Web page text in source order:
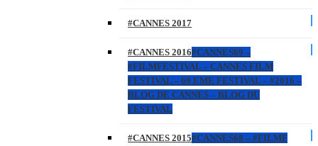
#CANNES 2017
#CANNES 2016#CANNES69 –
#FILMFESTIVAL – CANNES FILM
FESTIVAL – 69 EME FESTIVAL – #2016 –
BLOG DE CANNES – BLOG DU
FESTIVAL
#CANNES 2015#CANNES68 – #FILMF